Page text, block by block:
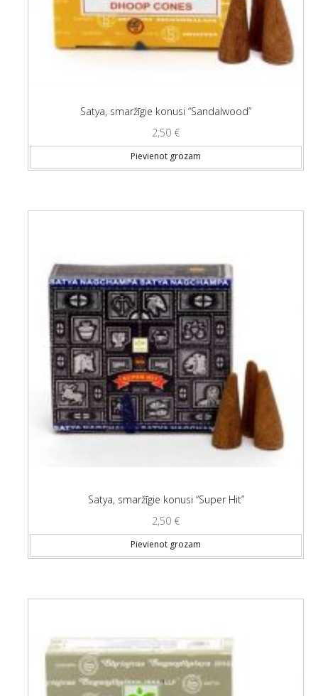
Satya, smaržīgie konusi “Sandalwood”
2,50 €
Pievienot grozam
Satya, smaržīgie konusi “Super Hit”
2,50 €
Pievienot grozam